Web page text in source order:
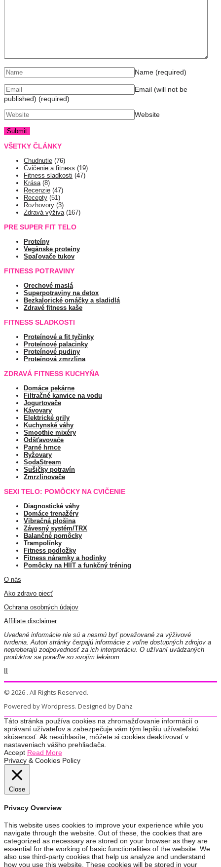
Name (required)
Email (will not be
published) (required)
Website
VŠETKY ČLÁNKY
Chudnutie (76)
Cvičenie a fitness (19)
Fitness sladkosti (47)
Krása(8)
Recenzie (47)
Recepty (51)
Rozhovory (3)
Zdravá výživa(167)
PRE SUPER FIT TELO
Proteíny
Vegánske proteíny
Spaľovače tukov
FITNESS POTRAVINY
Orechové maslá
Superpotraviny na detox
Bezkalorické omáčky a sladidlá
Zdravé fitness kaše
FITNESS SLADKOSTI
Proteínové a fit tyčinky
Proteínové palacinky
Proteínové pudiny
Proteínová zmrzlina
ZDRAVÁ FITNESS KUCHYŇA
Domáce pekárne
Filtračné kanvice na vodu
Jogurtovače
Kávovary
Elektrické grily
Kuchynské váhy
Smoothie mixéry
Odšťavovače
Parné hrnce
Ryžovary
SodaStream
Sušičky potravín
Zmrzlinovače
SEXI TELO: POMÔCKY NA CVIČENIE
Diagnostické váhy
Domáce trenažéry
Vibračná plošina
Závesný systém/TRX
Balančné pomôcky
Trampolínky
Fitness podložky
Fitness náramky a hodinky
Pomôcky na HIIT a funkčný tréning
O nás
Ako zdravo piecť
Ochrana osobných údajov
Affiliate disclaimer
Uvedené informácie nie sú a nesmú byť považované za výživové
tvrdenia. Autori stránky čerpajú informácie z voľne dostupných zdrojov a
nepreberajú zodpovednosť za ich interpretáciu. O užívaní uvádzaných
produktov sa poraďte so svojím lekárom.
© 2026 . All Rights Reserved.
Powered by Wordpress. Designed by Dahz
Táto stránka používa cookies na zhromažďovanie informácií o
správaní užívateľov a zabezpečuje vám tým lepšiu užívateľskú
skúsenosť. Ak nesúhlasíte, môžete si cookies deaktivovať v
nastaveniach vášho prehliadača.
Accept Read More
Privacy & Cookies Policy
Close
Privacy Overview
This website uses cookies to improve your experience while you
navigate through the website. Out of these, the cookies that are
categorized as necessary are stored on your browser as they are
essential for the working of basic functionalities of the website. We
also use third-party cookies that help us analyze and understand
how you use this website. These cookies will be stored in your